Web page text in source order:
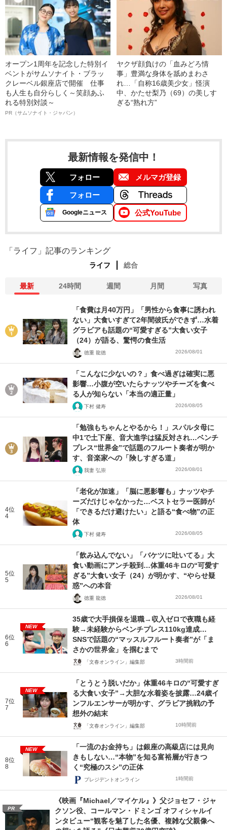
オープン1周年を記念した特別イ
ベントがサムソナイト・ブラッ
クレーベル銀座店で開催 仕事
も人生も自分らしく～笑顔あふ
れる特別対談～
PR（サムソナイト・ジャパン）
ヤクザ顔負けの「血みどろ情
事」豊満な身体を舐めまわさ
れ…「自称16歳美少女」怪演
中、かたせ梨乃（69）の美しす
ぎる“熟れ方”
最新情報を発信中！
フォロー メルマガ登録
フォロー
Googleニュース 公式YouTube
「ライフ」記事のランキング
ライフ 総合
最新 24時間 週間 月間 写真
「食費は月40万円」「男性から食事に誘われ
ない」大食いすぎて2年間彼氏ができず…水着
グラビアも話題の“可愛すぎる”大食い女子
（24）が語る、驚愕の食生活
徳重 龍徳 2026/08/01
「こんなに少ないの？」食べ過ぎは確実に悪
影響…小腹が空いたらナッツやチーズを食べ
る人が知らない「本当の適正量」
下村 健寿 2026/08/05
「勉強もちゃんとやるから！」スパルタ母に
中1で土下座、音大進学は猛反対され…ベンチ
プレス“世界金”で話題のフルート奏者が明か
す、音楽家への「険しすぎる道」
我妻 弘崇 2026/08/01
4位
4
「老化が加速」「脳に悪影響も」ナッツやチ
ーズだけじゃなかった…ベストセラー医師が
「できるだけ避けたい」と語る“食べ物”の正
体
下村 健寿 2026/08/05
5位
5
「飲み込んでない」「バケツに吐いてる」大
食い動画にアンチ殺到…体重46キロの“可愛す
ぎる”大食い女子（24）が明かす、“やらせ疑
惑”への本音
徳重 龍徳 2026/08/01
6位
6
NEW
35歳で大手損保を退職→収入ゼロで夜職も経
験→未経験からベンチプレス110kg達成…
SNSで話題の“マッスルフルート奏者”が「ま
さかの世界金」を掴むまで
「文春オンライン」編集部 3時間前
7位
7
NEW
「とうとう脱いだか」体重46キロの“可愛すぎ
る大食い女子”→大胆な水着姿を披露…24歳イ
ンフルエンサーが明かす、グラビア挑戦の予
想外の結末
「文春オンライン」編集部 10時間前
8位
8
NEW
「一流のお金持ち」は銀座の高級店には見向
きもしない…“本物”を知る富裕層が行きつ
く“究極のスシ”の正体
プレジデントオンライン 1時間前
PR
《映画『Michael／マイケル』》父ジョセフ・ジャ
クソン役、コールマン・ドミンゴ オフィシャルイ
ンタビュー“観客を魅了した名優、複雑な父親像へ